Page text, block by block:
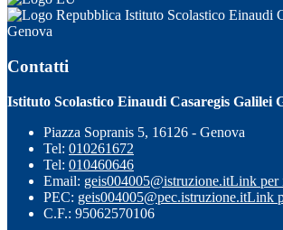
Istituto Scolastico Einaudi
Genova
Contatti
Istituto Scolastico Einaudi Casaregis Galilei
Piazza Sopranis 5, 16126 - Genova
Tel: 010261672
Tel: 010460646
Email: geis004005@istruzione.itLink per
PEC: geis004005@pec.istruzione.itLink
C.F.: 95062570106